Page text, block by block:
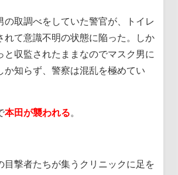
の取調べをしていた警官が、トイレ
れて意識不明の状態に陥った。しか
と収監されたままなのでマスク男に
か知らず、警察は混乱を極めてい
本田が襲われる。
目撃者たちが集うクリニックに足を